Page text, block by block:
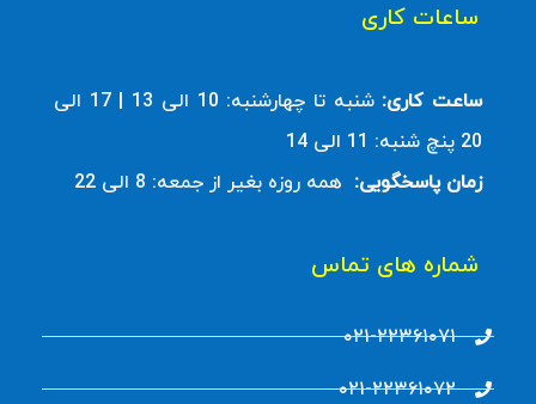
ساعات کاری
ساعت کاری:
شنبه تا چهارشنبه: 10 الی 13 | 17 الی
20 پنچ شنبه: 11 الی 14
زمان پاسخگویی: همه روزه بغیر از جمعه: 8 الی 22
شماره های تماس
۰۲۱-۲۲۳۶۱۰۷۱
۰۲۱-۲۲۳۶۱۰۷۲